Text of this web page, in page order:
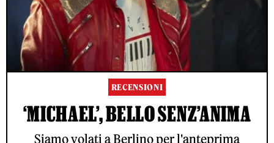
RECENSIONI
‘MICHAEL’, BELLO SENZ’ANIMA
Siamo volati a Berlino per l'anteprima